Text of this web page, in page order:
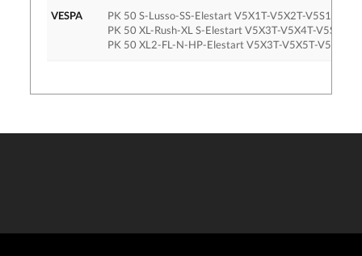
VESPA
PK 50 S-Lusso-SS-Elestart V5X1T-V5X2T-V5S1T 2T
PK 50 XL-Rush-XL S-Elestart V5X3T-V5X4T-V5S2T
PK 50 XL2-FL-N-HP-Elestart V5X3T-V5X5T-V5N2T-